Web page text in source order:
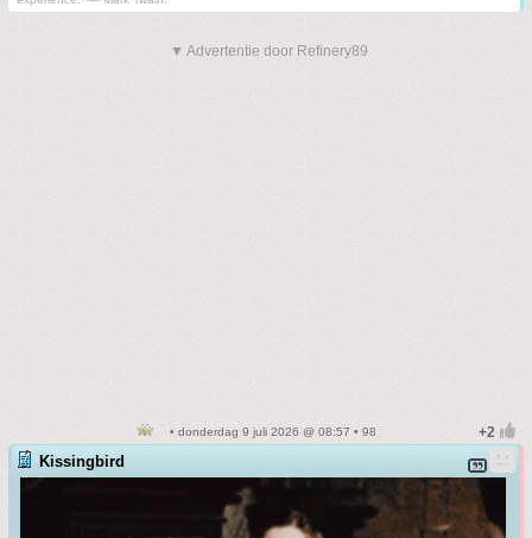
▼ Advertentie door Refinery89
• donderdag 9 juli 2026 @ 08:57 • 98
Kissingbird